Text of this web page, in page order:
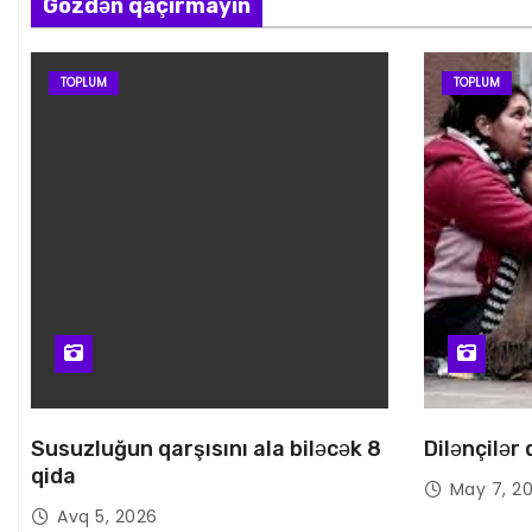
Gözdən qaçırmayın
TOPLUM
Susuzluğun qarşısını ala biləcək 8
qida
Avq 5, 2026
TOPLUM
Dilənçilər
May 7,